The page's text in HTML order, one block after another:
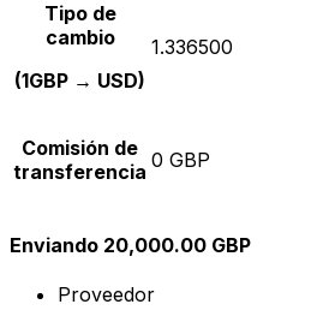
Tipo de
cambio
(1GBP → USD)
1.336500
Comisión de
transferencia 0 GBP
Enviando 20,000.00 GBP
Proveedor